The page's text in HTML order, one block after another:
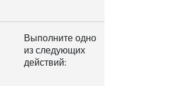
Выполните одно
из следующих
действий: